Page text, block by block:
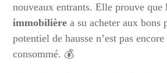
nouveaux entrants. Elle prouve
immobilière a su acheter aux bons
potentiel de hausse n’est pas
consommé. 💰